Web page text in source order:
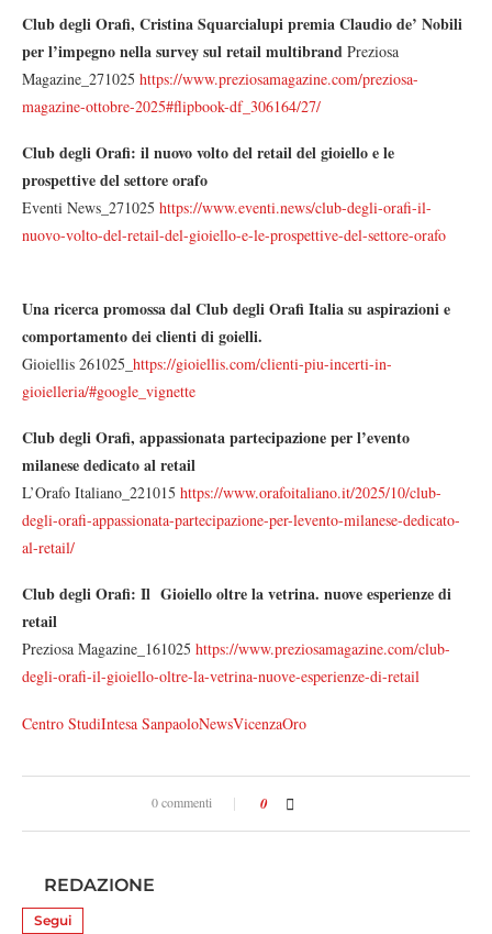
Club degli Orafi, Cristina Squarcialupi premia Claudio de’ Nobili
per l’impegno nella survey sul retail multibrand Preziosa
Magazine_271025 https://www.preziosamagazine.com/preziosa-
magazine-ottobre-2025#flipbook-df_306164/27/
Club degli Orafi: il nuovo volto del retail del gioiello e le
prospettive del settore orafo
Eventi News_271025 https://www.eventi.news/club-degli-orafi-il-
nuovo-volto-del-retail-del-gioiello-e-le-prospettive-del-settore-orafo
Una ricerca promossa dal Club degli Orafi Italia su aspirazioni e
comportamento dei clienti di goielli.
Gioiellis 261025_ https://gioiellis.com/clienti-piu-incerti-in-
gioielleria/#google_vignette
Club degli Orafi, appassionata partecipazione per l’evento
milanese dedicato al retail
L’Orafo Italiano_221015 https://www.orafoitaliano.it/2025/10/club-
degli-orafi-appassionata-partecipazione-per-levento-milanese-dedicato-
al-retail/
Club degli Orafi: Il Gioiello oltre la vetrina. nuove esperienze di
retail
Preziosa Magazine_161025 https://www.preziosamagazine.com/club-
degli-orafi-il-gioiello-oltre-la-vetrina-nuove-esperienze-di-retail
Centro StudiIntesa SanpaoloNewsVicenzaOro
0 commenti 0
REDAZIONE
Segui